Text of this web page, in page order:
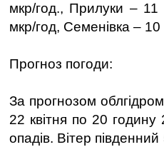
мкр/год., Прилуки –
мкр/год, Семенівка –
Прогноз погоди:
За прогнозом
22 квітня по 20 годину
опадів. Вітер